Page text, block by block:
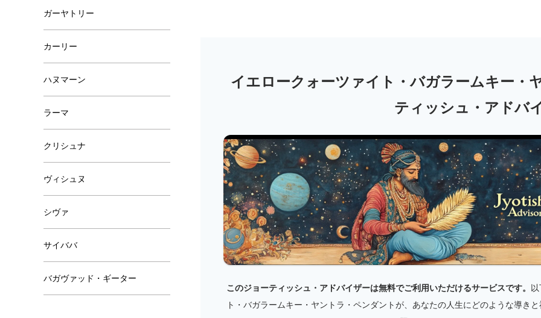
ガーヤトリー
カーリー
ハヌマーン
ラーマ
クリシュナ
ヴィシュヌ
シヴァ
サイババ
バガヴァッド・ギーター